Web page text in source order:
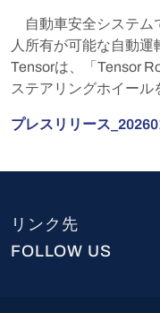
自動車安全システム
人所有が可能な自動
Tensorは、「Tensor
ステアリングホイール
プレスリリース
リンク先
FOLLOW US